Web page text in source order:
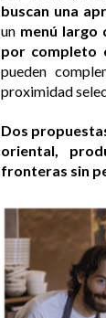
buscan una
un menú largo
por completo
pueden
proximidad
Dos
oriental,
fronteras sin